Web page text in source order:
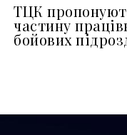
ТЦК
частину
бойових